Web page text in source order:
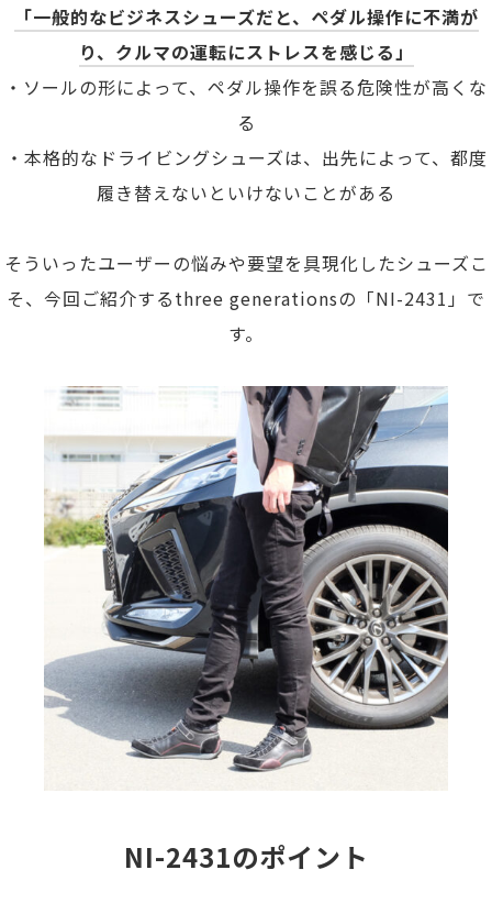
「一般的なビジネスシューズだと、ペダル操作に不満が
り、クルマの運転にストレスを感じる」
・ソールの形によって、ペダル操作を誤る危険性が高くな
る
・本格的なドライビングシューズは、出先によって、都度
履き替えないといけないことがある
そういったユーザーの悩みや要望を具現化したシューズこ
そ、今回ご紹介するthree generationsの「NI-2431」で
す。
NI-2431のポイント